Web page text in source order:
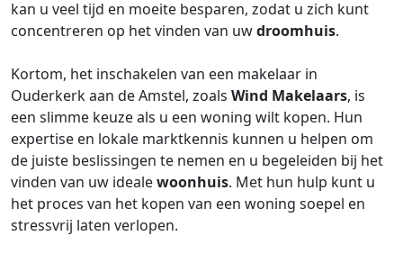
kan u veel tijd en moeite besparen, zodat u zich kunt
concentreren op het vinden van uwdroomhuis.
Kortom, het inschakelen van een makelaar in
Ouderkerk aan de Amstel, zoals Wind Makelaars, is
een slimme keuze als u een woning wilt kopen. Hun
expertise en lokale marktkennis kunnen u helpen om
de juiste beslissingen te nemen en u begeleiden bij het
vinden van uw idealewoonhuis. Met hun hulp kunt u
het proces van het kopen van een woning soepel en
stressvrij laten verlopen.